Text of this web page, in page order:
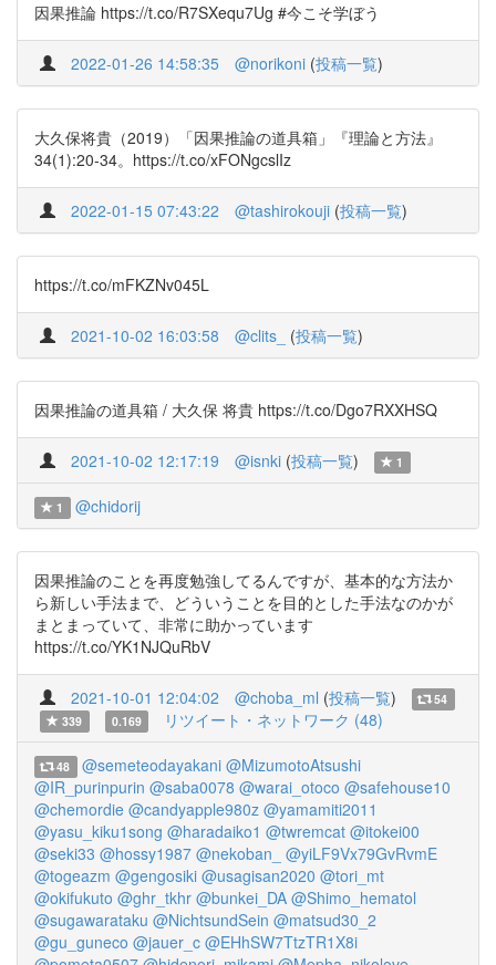
因果推論 https://t.co/R7SXequ7Ug #今こそ学ぼう
2022-01-26 14:58:35 @norikoni (投稿一覧)
大久保将貴（2019）「因果推論の道具箱」『理論と方法』
34(1):20-34。https://t.co/xFONgcslIz
2022-01-15 07:43:22 @tashirokouji (投稿一覧)
https://t.co/mFKZNv045L
2021-10-02 16:03:58 @clits_ (投稿一覧)
因果推論の道具箱 / 大久保 将貴 https://t.co/Dgo7RXXHSQ
2021-10-02 12:17:19 @isnki (投稿一覧) 1
1 @chidorij
因果推論のことを再度勉強してるんですが、基本的な方法か
ら新しい手法まで、どういうことを目的とした手法なのかが
まとまっていて、非常に助かっています
https://t.co/YK1NJQuRbV
2021-10-01 12:04:02 @choba_ml (投稿一覧)
54
339
0.169 リツイート・ネットワーク (48)
48 @semeteodayakani @MizumotoAtsushi
@IR_purinpurin @saba0078 @warai_otoco @safehouse10
@chemordie @candyapple980z @yamamiti2011
@yasu_kiku1song @haradaiko1 @twremcat @itokei00
@seki33 @hossy1987 @nekoban_
@yiLF9Vx79GvRvmE
@togeazm @gengosiki @usagisan2020 @tori_mt
@okifukuto @ghr_tkhr @bunkei_DA @Shimo_hematol
@sugawarataku @NichtsundSein @matsud30_2
@gu_guneco @jauer_c @EHhSW7TtzTR1X8i